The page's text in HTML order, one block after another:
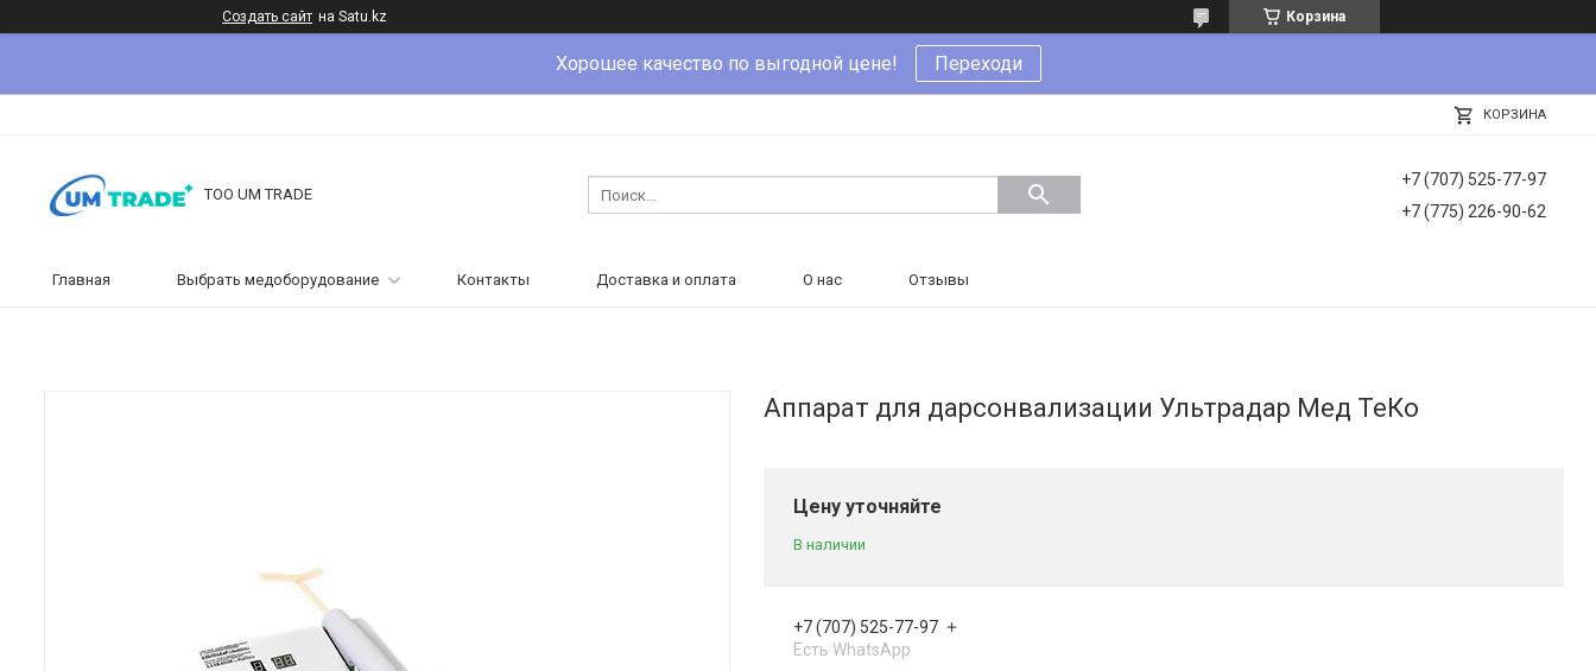
Создать сайт на Satu.kz Корзина
Хорошее качество по выгодной цене! Переходи
КОРЗИНА
ТОО UM TRADE
+7 (707) 525-77-97
+7 (775) 226-90-62
Главная Выбрать медоборудование Контакты Доставка и оплата О нас Отзывы
Аппарат для дарсонвализации Ультрадар Мед ТеКо
Цену уточняйте
В наличии
+7 (707) 525-77-97
Есть WhatsApp